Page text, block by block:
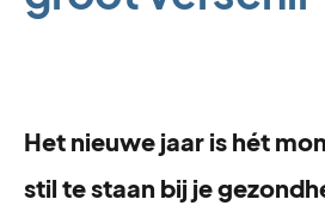
Het nieuwe jaar is hét
stil te staan bij je